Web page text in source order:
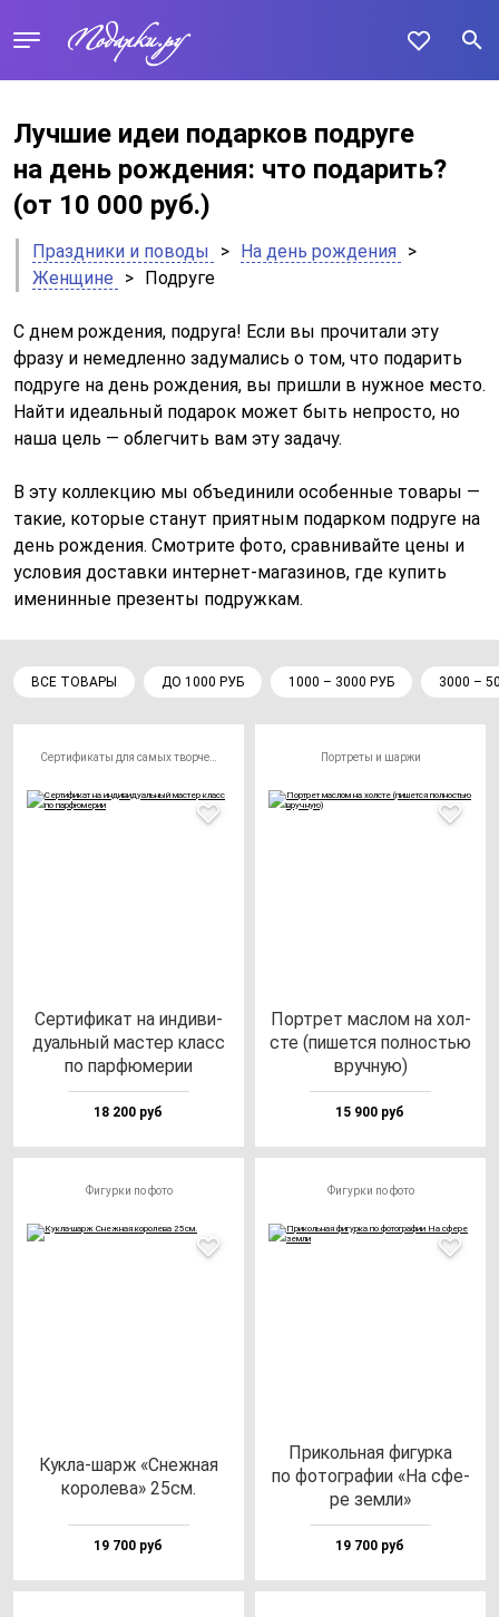
Лучшие идеи подарков подруге
на день рождения: что подарить?
(от 10 000 руб.)
Праздники и поводы > На день рождения >
Женщине
> Подруге
С днем рождения, подруга! Если вы прочитали эту
фразу и немедленно задумались о том, что подарить
подруге на день рождения, вы пришли в нужное место.
Найти идеальный подарок может быть непросто, но
наша цель — облегчить вам эту задачу.
В эту коллекцию мы объединили особенные товары —
такие, которые станут приятным подарком подруге на
день рождения. Смотрите фото, сравнивайте цены и
условия доставки интернет-магазинов, где купить
именинные презенты подружкам.
ВСЕ ТОВАРЫ ДО 1000 РУБ 1000 – 3000 РУБ 3000 –
Сер­ти­фи­кат на ин­ди­ви­
ду­аль­ный мас­тер класс
по пар­фю­ме­рии
18 200 руб
Портреты и шаржи
Пор­трет мас­лом на хол­
сте (пи­шет­ся пол­ностью
вруч­ную)
15 900 руб
Фигурки по фото
Кук­ла-шарж «Снеж­ная
ко­ро­ле­ва» 25см.
19 700 руб
Фигурки по фото
При­коль­ная фи­гур­ка
по фо­тог­ра­фии «На сфе­
ре зем­ли»
19 700 руб